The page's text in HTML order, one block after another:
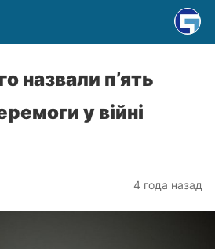
назвали п’ять
у війні
4 года назад